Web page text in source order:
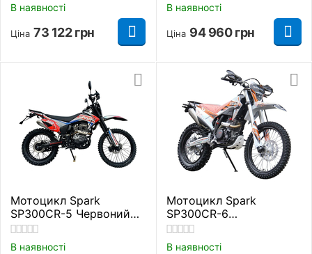
В наявності
Ціна 73 122 грн
В наявності
Ціна 94 960 грн
Мотоцикл Spark
SP300CR-5 Червоний
300 куб. см.
В наявності
Мотоцикл Spark
SP300CR-6
Помаранчевий 300 куб.
см.
В наявності